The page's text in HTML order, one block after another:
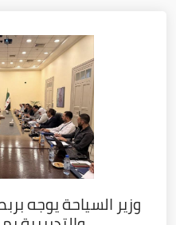
وزير السياحة يوجه